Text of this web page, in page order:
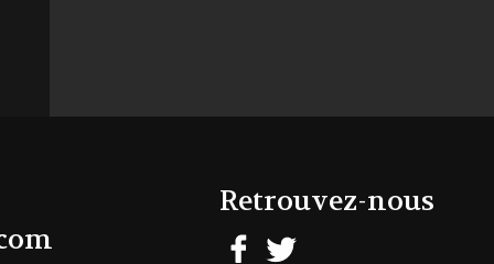
Retrouvez-nous